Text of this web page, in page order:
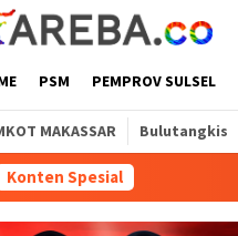
PSM PEMPROV SULSEL
MAKASSAR Bulutangkis
Konten Spesial